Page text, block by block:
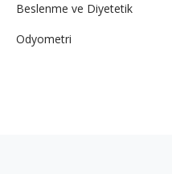
Beslenme ve Diyetetik
Odyometri